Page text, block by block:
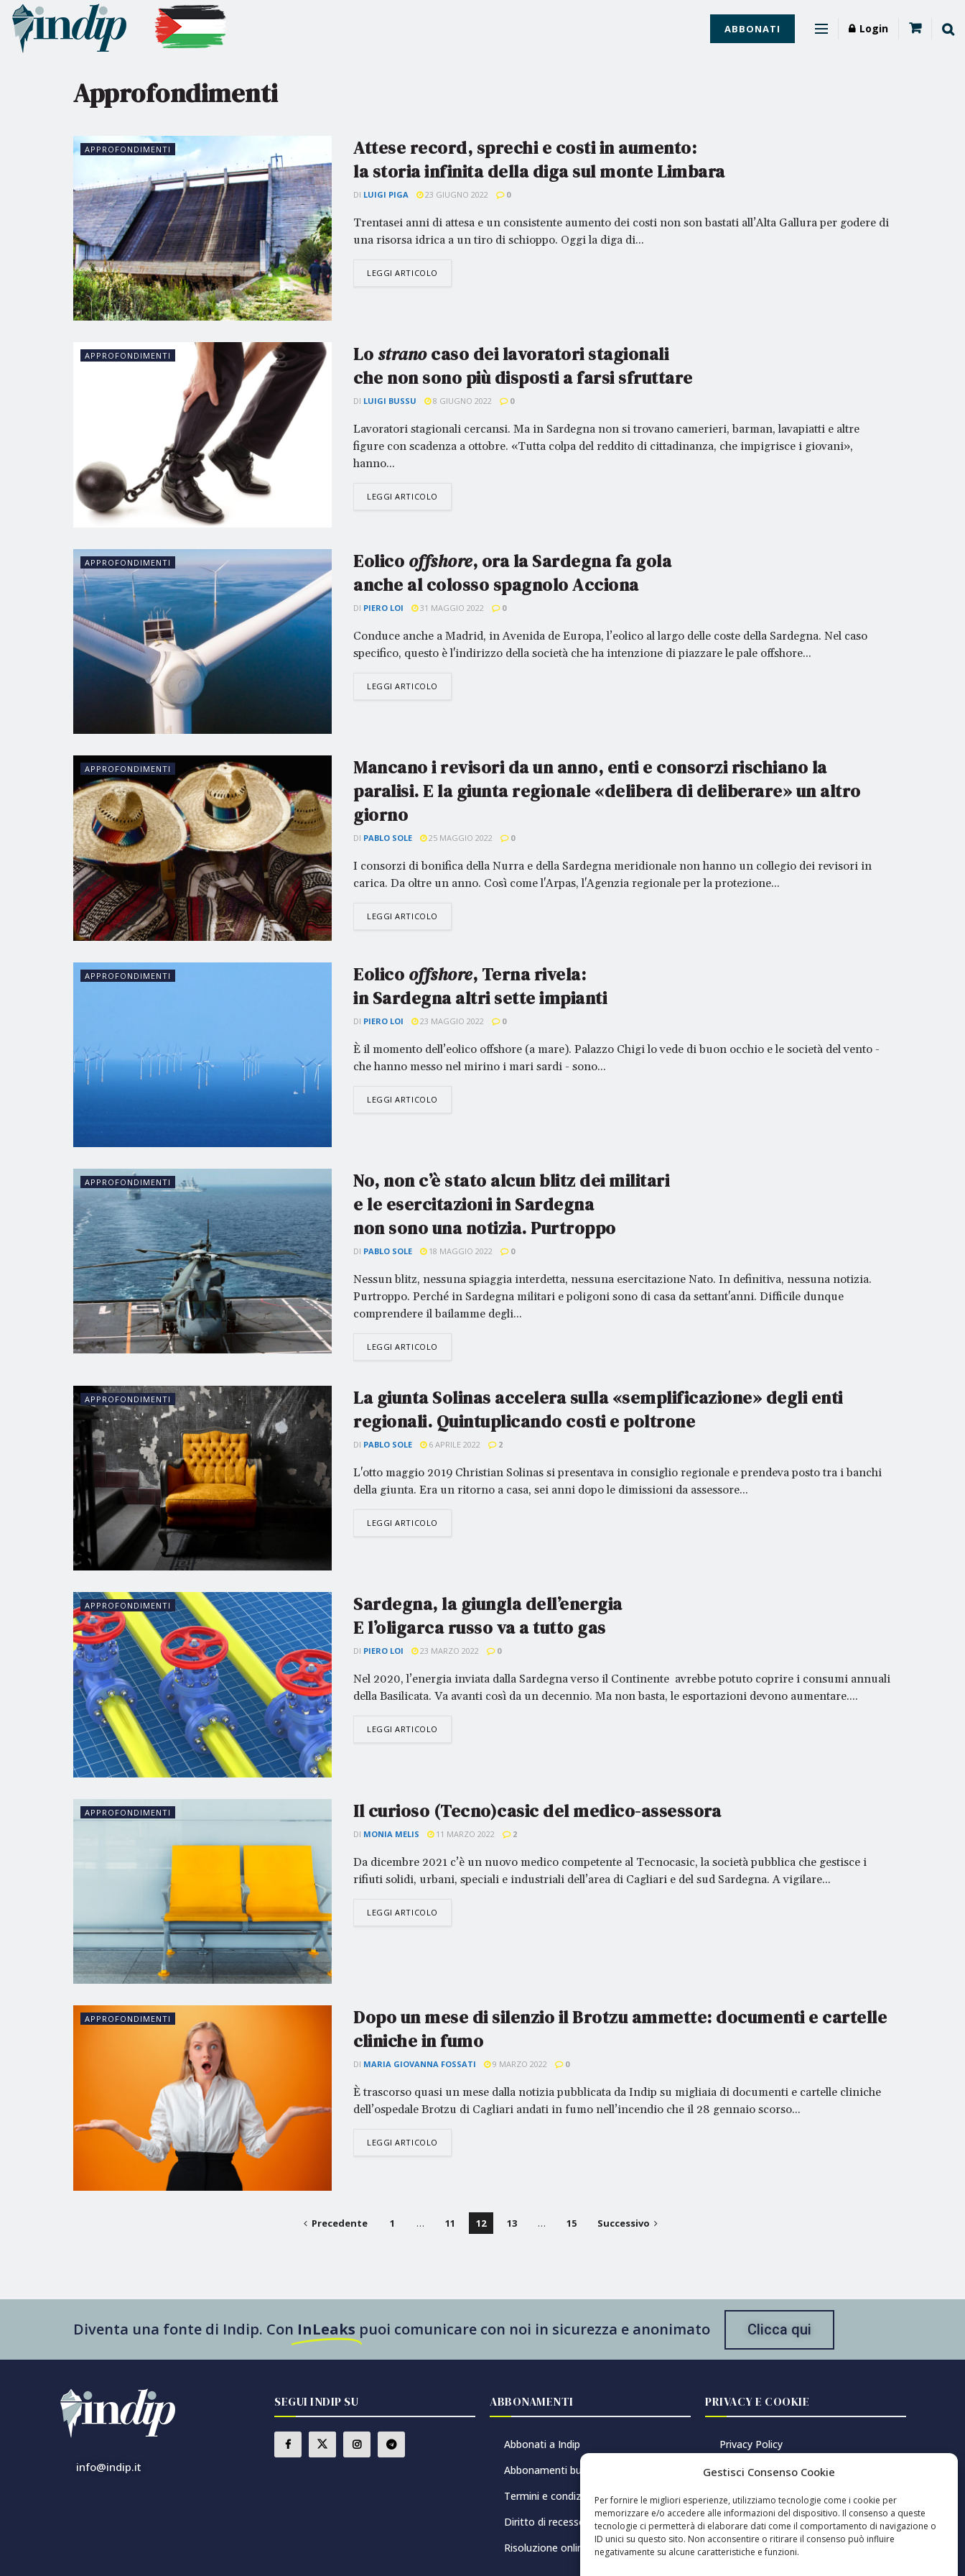
Gestisci Consenso Cookie
Per fornire le migliori esperienze, utilizziamo tecnologie come i cookie per
memorizzare e/o accedere alle informazioni del dispositivo. Il consenso a queste
tecnologie ci permetterà di elaborare dati come il comportamento di navigazione o
ID unici su questo sito. Non acconsentire o ritirare il consenso può influire
negativamente su alcune caratteristiche e funzioni.
ABBONATI Login
Approfondimenti
APPROFONDIMENTI
Attese record, sprechi e costi in aumento:
la storia infinita della diga sul monte Limbara
DI LUIGI PIGA 23 GIUGNO 2022 0
Trentasei anni di attesa e un consistente aumento dei costi non son bastati all’Alta Gallura per godere di
una risorsa idrica a un tiro di schioppo. Oggi la diga di...
LEGGI ARTICOLO
APPROFONDIMENTI Lostranocaso dei lavoratori stagionali
che non sono più disposti a farsi sfruttare
DI LUIGI BUSSU 8 GIUGNO 2022 0
Lavoratori stagionali cercansi. Ma in Sardegna non si trovano camerieri, barman, lavapiatti e altre
figure con scadenza a ottobre. «Tutta colpa del reddito di cittadinanza, che impigrisce i giovani»,
hanno...
LEGGI ARTICOLO
APPROFONDIMENTI Eolico offshore, ora la Sardegna fa gola
anche al colosso spagnolo Acciona
DI PIERO LOI 31 MAGGIO 2022 0
Conduce anche a Madrid, in Avenida de Europa, l’eolico al largo delle coste della Sardegna. Nel caso
specifico, questo è l'indirizzo della società che ha intenzione di piazzare le pale offshore...
LEGGI ARTICOLO
APPROFONDIMENTI
Mancano i revisori da un anno, enti e consorzi rischiano la
paralisi. E la giunta regionale «delibera di deliberare» un altro
giorno
DI PABLO SOLE 25 MAGGIO 2022 0
I consorzi di bonifica della Nurra e della Sardegna meridionale non hanno un collegio dei revisori in
carica. Da oltre un anno. Così come l'Arpas, l'Agenzia regionale per la protezione...
LEGGI ARTICOLO
APPROFONDIMENTI Eolico offshore, Terna rivela:
in Sardegna altri sette impianti
DI PIERO LOI 23 MAGGIO 2022 0
È il momento dell’eolico offshore (a mare). Palazzo Chigi lo vede di buon occhio e le società del vento -
che hanno messo nel mirino i mari sardi - sono...
LEGGI ARTICOLO
APPROFONDIMENTI
No, non c’è stato alcun blitz dei militari
e le esercitazioni in Sardegna
non sono una notizia. Purtroppo
DI PABLO SOLE 18 MAGGIO 2022 0
Nessun blitz, nessuna spiaggia interdetta, nessuna esercitazione Nato. In definitiva, nessuna notizia.
Purtroppo. Perché in Sardegna militari e poligoni sono di casa da settant'anni. Difficile dunque
comprendere il bailamme degli...
LEGGI ARTICOLO
APPROFONDIMENTI
La giunta Solinas accelera sulla «semplificazione» degli enti
regionali. Quintuplicando costi e poltrone
DI PABLO SOLE 6 APRILE 2022 2
L'otto maggio 2019 Christian Solinas si presentava in consiglio regionale e prendeva posto tra i banchi
della giunta. Era un ritorno a casa, sei anni dopo le dimissioni da assessore...
LEGGI ARTICOLO
APPROFONDIMENTI
Sardegna, la giungla dell’energia
E l’oligarca russo va a tutto gas
DI PIERO LOI 23 MARZO 2022 0
Nel 2020, l’energia inviata dalla Sardegna verso il Continente avrebbe potuto coprire i consumi annuali
della Basilicata. Va avanti così da un decennio. Ma non basta, le esportazioni devono aumentare....
LEGGI ARTICOLO
APPROFONDIMENTI Il curioso (Tecno)casic del medico-assessora
DI MONIA MELIS 11 MARZO 2022 2
Da dicembre 2021 c’è un nuovo medico competente al Tecnocasic, la società pubblica che gestisce i
rifiuti solidi, urbani, speciali e industriali dell’area di Cagliari e del sud Sardegna. A vigilare...
LEGGI ARTICOLO
APPROFONDIMENTI
Dopo un mese di silenzio il Brotzu ammette: documenti e cartelle
cliniche in fumo
DI MARIA GIOVANNA FOSSATI 9 MARZO 2022 0
È trascorso quasi un mese dalla notizia pubblicata da Indip su migliaia di documenti e cartelle cliniche
dell’ospedale Brotzu di Cagliari andati in fumo nell’incendio che il 28 gennaio scorso...
LEGGI ARTICOLO
Precedente 1 … 11 12 13 … 15 Successivo
Diventa una fonte di Indip. Con InLeaks puoi comunicare con noi in sicurezza e anonimato Clicca qui
info@indip.it
SEGUI INDIP SU ABBONAMENTI
Abbonati a Indip
Abbonamenti buono regalo
Termini e condizioni
Diritto di recesso
Risoluzione online delle controversie
PRIVACY E COOKIE
Privacy Policy
Cookie Policy
Gestisci consenso cookie
Indip va in ferie. Ricarichiamo le pile e ci rivediamo a
settembre. Buone vacanze!